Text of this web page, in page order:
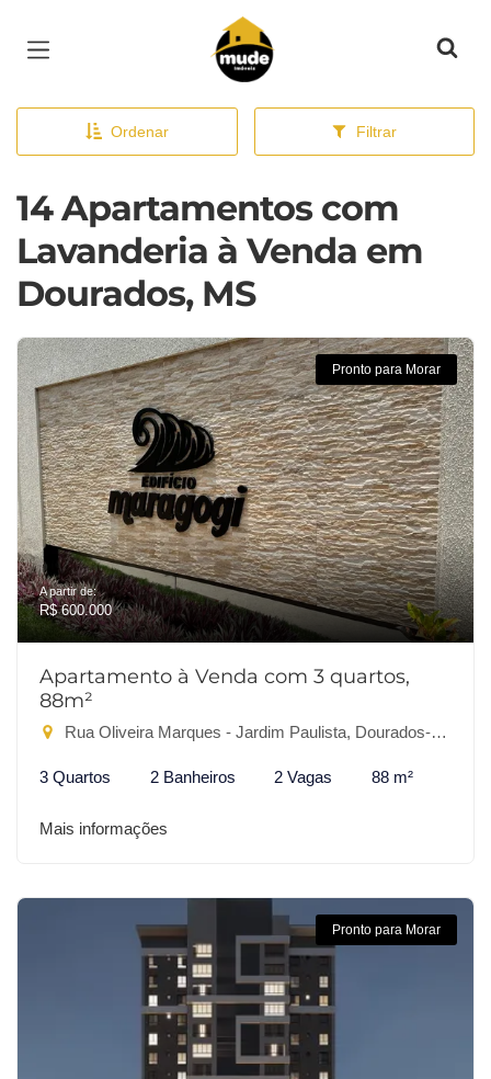
Página inicial
Ordenar Filtrar
14 Apartamentos com
Lavanderia à Venda em
Dourados, MS
Pronto para Morar
A partir de:
R$ 600.000
Apartamento à Venda com 3 quartos,
88m²
Rua Oliveira Marques - Jardim Paulista, Dourados-MS
3 Quartos 2 Banheiros 2 Vagas 88 m²
Mais informações
Pronto para Morar